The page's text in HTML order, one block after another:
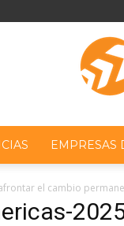
EMPRESAS
el cambio